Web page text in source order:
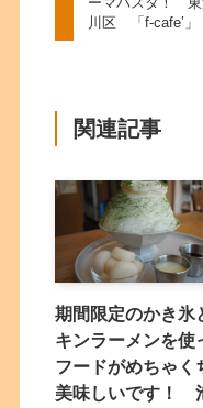
川区 「f-cafe’」
関連記事
期間限定のかき氷
キンラーメンを使
フードがめちゃく
美味しいです！